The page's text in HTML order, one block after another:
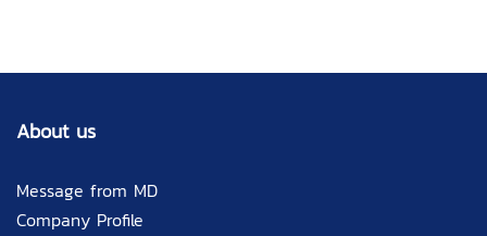
About us
Message from MD
Company Profile